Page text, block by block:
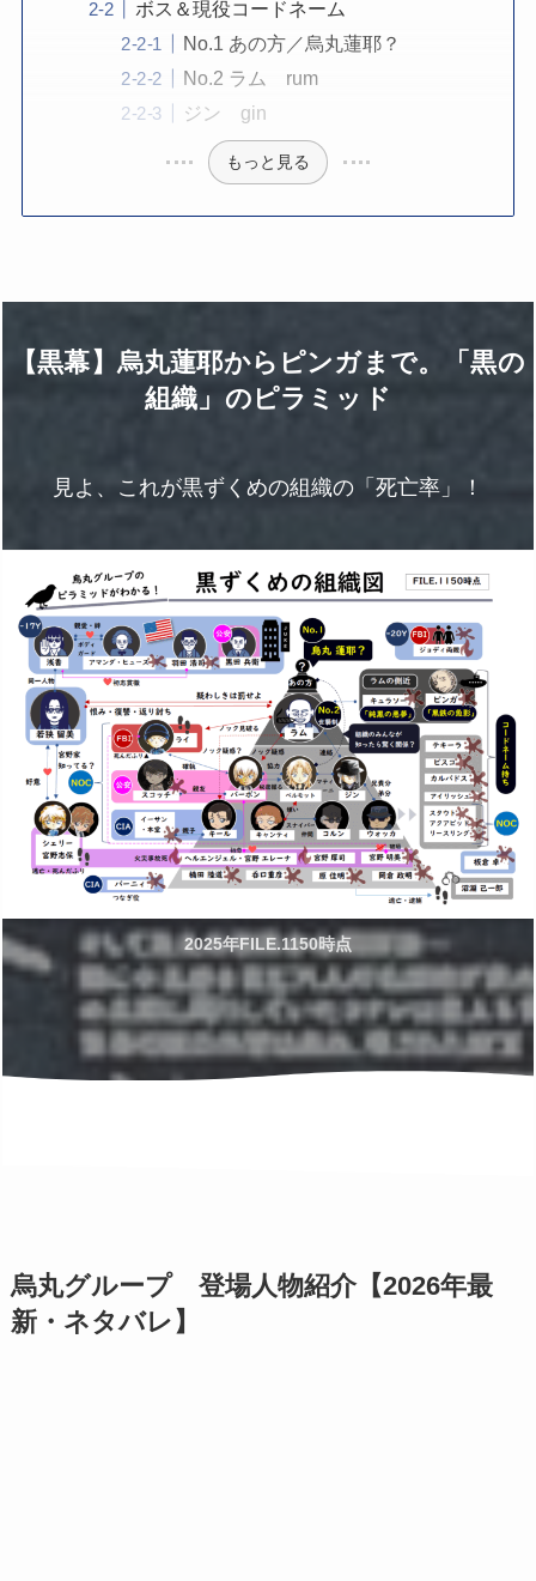
ボス＆現役コードネーム
No.1 あの方／烏丸蓮耶？
No.2 ラム rum
ジン gin
もっと見る
【黒幕】烏丸蓮耶からピンガまで。「黒の
組織」のピラミッド
見よ、これが黒ずくめの組織の「死亡率」！
2025年FILE.1150時点
烏丸グループ 登場人物紹介【2026年最
新・ネタバレ】